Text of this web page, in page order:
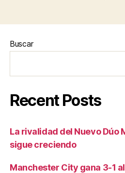
Buscar
Recent Posts
La rivalidad del Nuevo Dúo
sigue creciendo
Manchester City gana 3-1